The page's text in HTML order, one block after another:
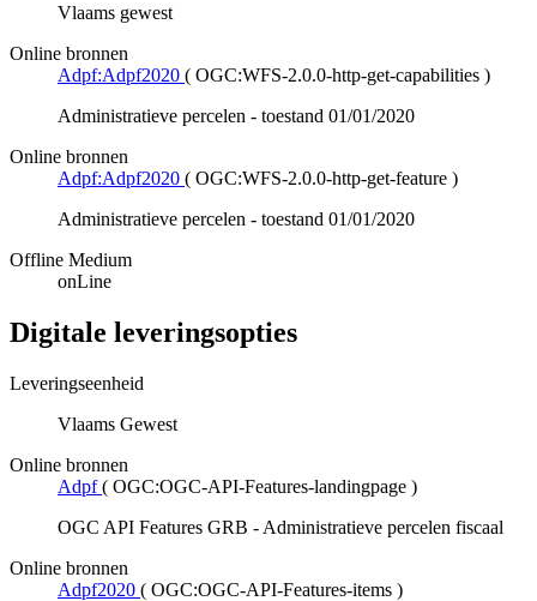
Vlaams gewest
Online bronnen
Adpf:Adpf2020 ( OGC:WFS-2.0.0-http-get-capabilities )
Administratieve percelen - toestand 01/01/2020
Online bronnen
Adpf:Adpf2020 ( OGC:WFS-2.0.0-http-get-feature )
Administratieve percelen - toestand 01/01/2020
Offline Medium
onLine
Digitale leveringsopties
Leveringseenheid
Vlaams Gewest
Online bronnen
Adpf ( OGC:OGC-API-Features-landingpage )
OGC API Features GRB - Administratieve percelen fiscaal
Online bronnen
Adpf2020 ( OGC:OGC-API-Features-items )